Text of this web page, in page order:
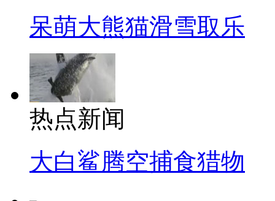
呆萌大熊猫滑雪取乐
热点新闻
大白鲨腾空捕食猎物